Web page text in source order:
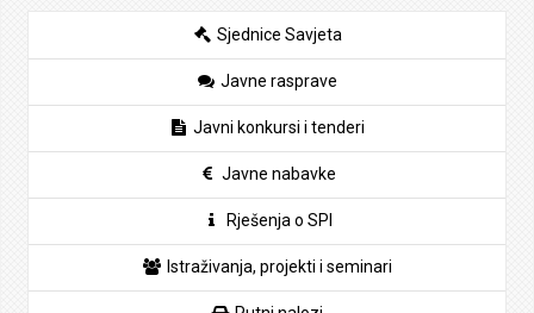
Sjednice Savjeta
Javne rasprave
Javni konkursi i tenderi
Javne nabavke
Rješenja o SPI
Istraživanja, projekti i seminari